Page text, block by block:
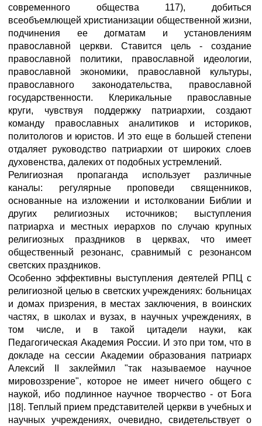
современного общества 117), добиться
всеобъемлющей христианизации общественной жизни,
подчинения ее догматам и установлениям
православной церкви. Ставится цель - создание
православной политики, православной идеологии,
православной экономики, православной культуры,
православного законодательства, православной
государственности. Клерикальные православные
круги, чувствуя поддержку патриархии, создают
команду православных аналитиков и историков,
политологов и юристов. И это еще в большей степени
отдаляет руководство патриархии от широких слоев
духовенства, далеких от подобных устремлений.
Религиозная пропаганда использует различные
каналы: регулярные проповеди священников,
основанные на изложении и истолковании Библии и
других религиозных источников; выступления
патриарха и местных иерархов по случаю крупных
религиозных праздников в церквах, что имеет
общественный резонанс, сравнимый с резонансом
светских праздников.
Особенно эффективны выступления деятелей РПЦ с
религиозной целью в светских учреждениях: больницах
и домах призрения, в местах заключения, в воинских
частях, в школах и вузах, в научных учреждениях, в
том числе, и в такой цитадели науки, как
Педагогическая Академия России. И это при том, что в
докладе на сессии Академии образования патриарх
Алексий II заклеймил "так называемое научное
мировоззрение", которое не имеет ничего общего с
наукой, ибо подлинное научное творчество - от Бога
|18|. Теплый прием представителей церкви в учебных и
научных учреждениях, очевидно, свидетельствует о